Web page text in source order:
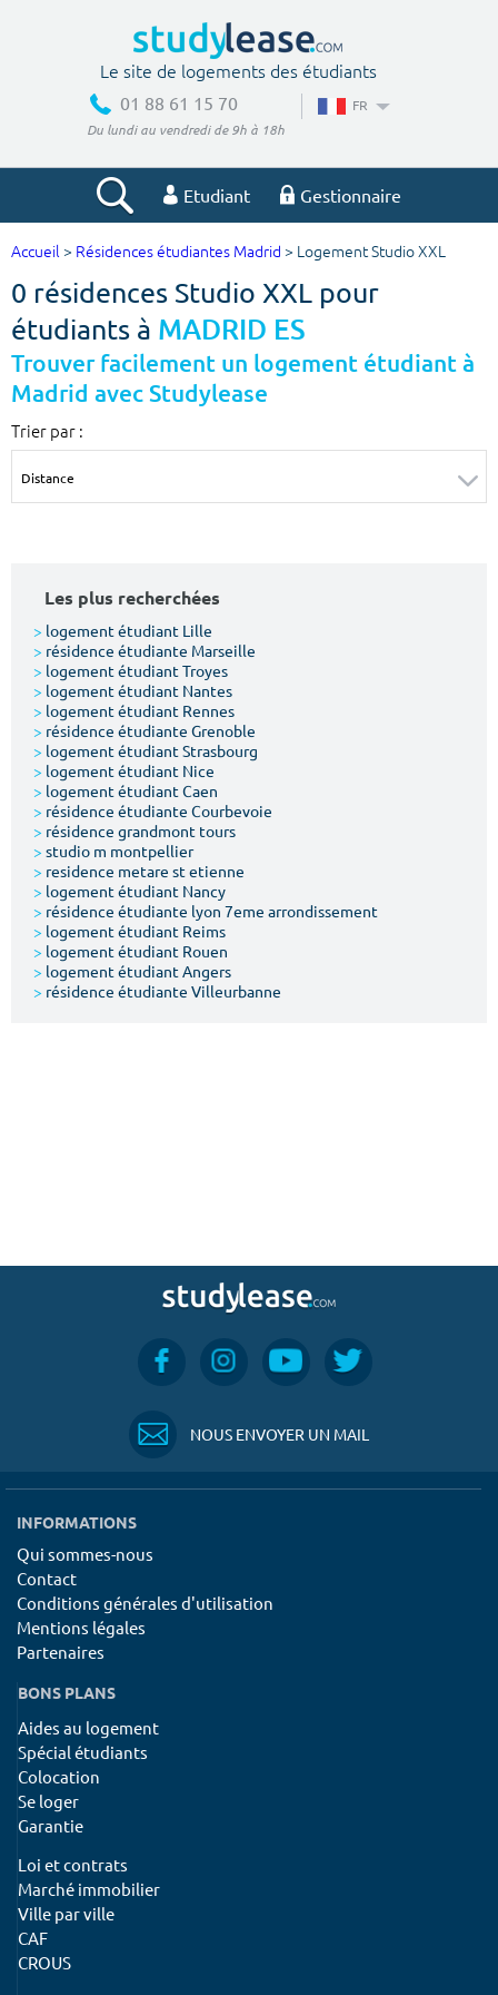
Le site de logements des étudiants
01 88 61 15 70
Du lundi au vendredi de 9h à 18h
FR
Etudiant Gestionnaire
Votre recherche
Ville, école
Type de location
Votre date d'entrée
Accueil > Résidences étudiantes Madrid > Logement Studio XXL
0 résidences Studio XXL pour
étudiants à MADRID ES
Trouver facilement un logement étudiant à
Madrid avec Studylease
Trier par :
Les plus recherchées
> logement étudiant Lille
> résidence étudiante Marseille
> logement étudiant Troyes
> logement étudiant Nantes
> logement étudiant Rennes
> résidence étudiante Grenoble
> logement étudiant Strasbourg
> logement étudiant Nice
> logement étudiant Caen
> résidence étudiante Courbevoie
> résidence grandmont tours
> studio m montpellier
> residence metare st etienne
> logement étudiant Nancy
> résidence étudiante lyon 7eme arrondissement
> logement étudiant Reims
> logement étudiant Rouen
> logement étudiant Angers
> résidence étudiante Villeurbanne
NOUS ENVOYER UN MAIL
INFORMATIONS
Qui sommes-nous
Contact
Conditions générales d'utilisation
Mentions légales
Partenaires
BONS PLANS
Aides au logement
Spécial étudiants
Colocation
Se loger
Garantie
Loi et contrats
Marché immobilier
Ville par ville
CAF
CROUS